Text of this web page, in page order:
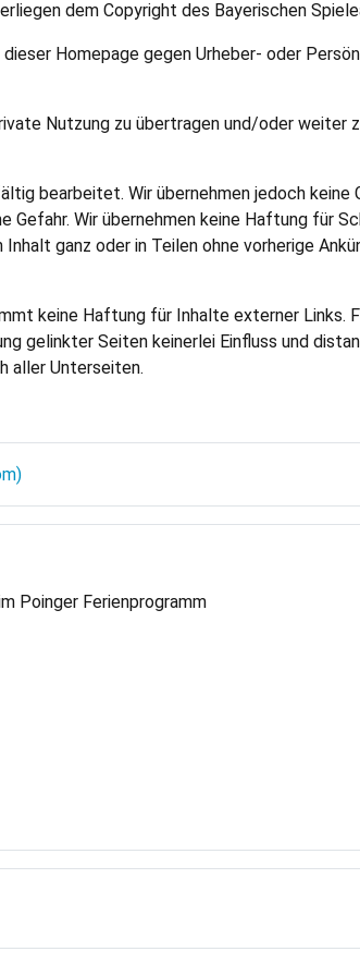
dem Copyright des Bayerischen
Homepage gegen Urheber- oder
Nutzung zu übertragen und/oder
bearbeitet. Wir übernehmen jedoch
Wir übernehmen keine Haftung für
ganz oder in Teilen ohne vorherige
keine Haftung für Inhalte externer
gelinkter Seiten keinerlei Einfluss und
aller Unterseiten.
Poinger Ferienprogramm